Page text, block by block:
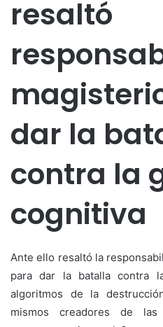
resaltó
dar la
contra la
cognitiva
Ante ello resaltó la
para dar la batalla contra
algoritmos de la
mismos creadores de